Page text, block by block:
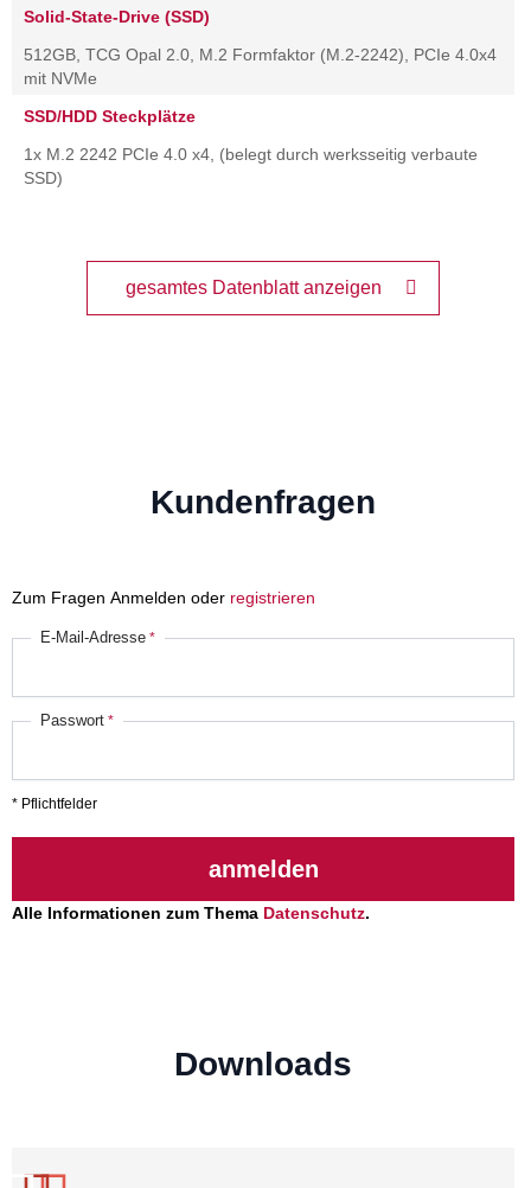
Solid-State-Drive (SSD)
512GB, TCG Opal 2.0, M.2 Formfaktor (M.2-2242), PCIe 4.0x4
mit NVMe
SSD/HDD Steckplätze
1x M.2 2242 PCIe 4.0 x4, (belegt durch werksseitig verbaute
SSD)
gesamtes Datenblatt anzeigen
Kundenfragen
Zum Fragen Anmelden oder registrieren
E-Mail-Adresse
Passwort
* Pflichtfelder
anmelden
Alle Informationen zum Thema Datenschutz.
Downloads